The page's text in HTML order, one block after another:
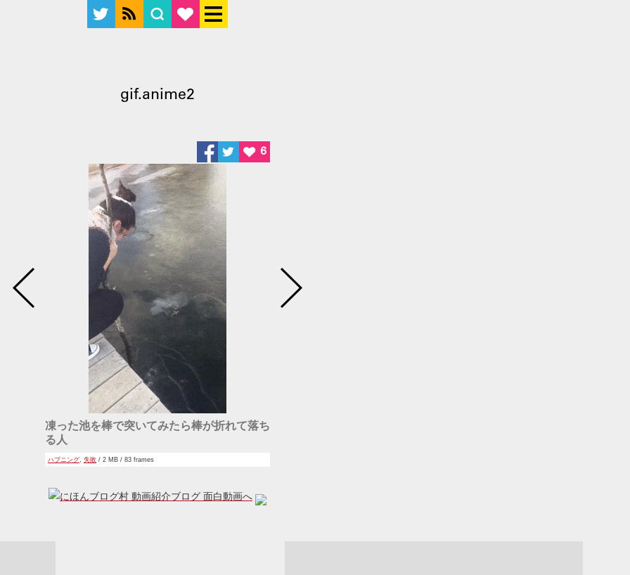
gif.anime2
凍った池を棒で突いてみたら棒が折れて落ち
る人
ハプニング 失敗 / 2 MB / 83 frames
6